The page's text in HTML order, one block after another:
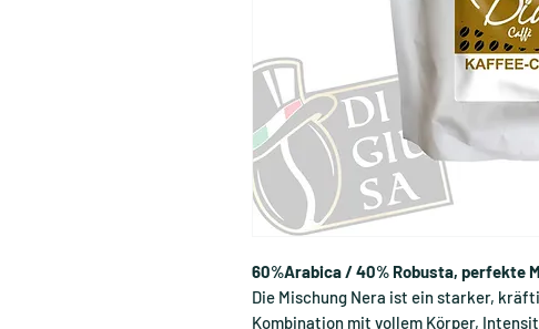
60%Arabica / 40% Robusta, perfekte
Die Mischung Nera ist ein starker,
Kombination mit vollem Körper,